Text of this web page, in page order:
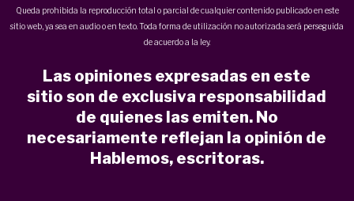
Queda prohibida la reproducción total o parcial de cualquier contenido publicado en este
sitio web, ya sea en audio o en texto. Toda forma de utilización no autorizada será perseguida
de acuerdo a la ley.
Las opiniones expresadas en este
sitio son de exclusiva responsabilidad
de quienes las emiten. No
necesariamente reflejan la opinión de
Hablemos, escritoras.